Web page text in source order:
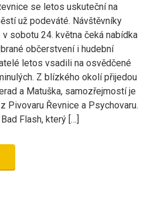
se letos uskuteční na
už podeváté. Návštěvníky
sobotu 24. května čeká nabídka
občerstvení i hudební
letos vsadili na osvědčené
Z blízkého okolí přijedou
a Matuška, samozřejmostí je
Pivovaru Řevnice a Psychovaru.
Flash, který […]